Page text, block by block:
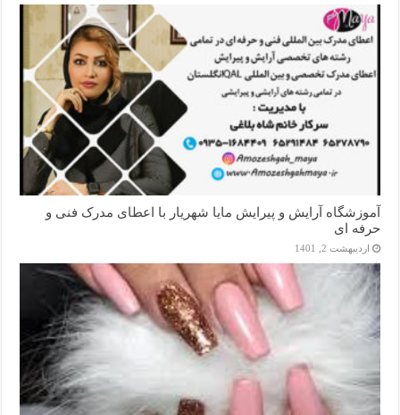
آموزشگاه آرایش و پیرایش مایا شهریار با اعطای مدرک فنی و
حرفه ای
اردیبهشت 2, 1401